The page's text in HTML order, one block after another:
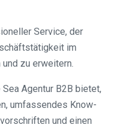
Service, der
im
zu erweitern.
Agentur B2B bietet,
umfassendes Know-
und einen